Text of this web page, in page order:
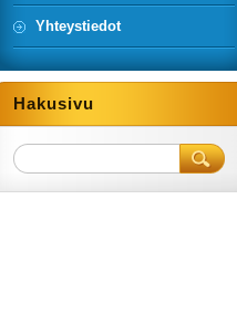
Yhteystiedot
Hakusivu